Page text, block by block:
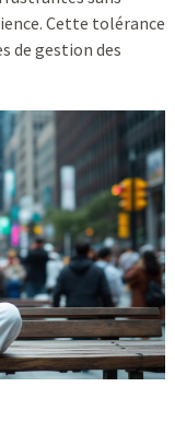
Cette tolérance
de gestion des